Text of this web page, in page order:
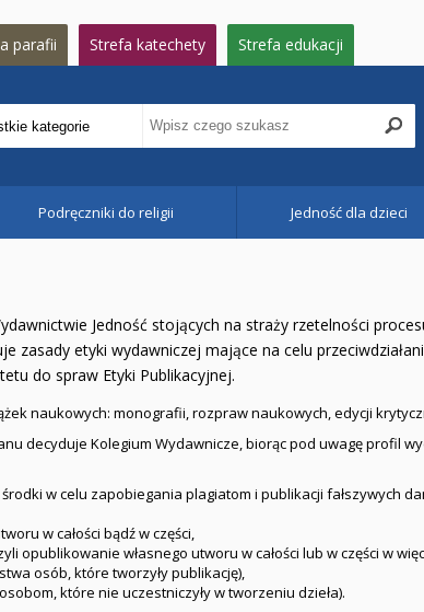
parafii Strefa katechety Strefa edukacji
Podręczniki do religii Jedność dla dzieci
Jedność stojących na straży rzetelności
zasady etyki wydawniczej mające na celu
do spraw Etyki Publikacyjnej.
naukowych: monografii, rozpraw naukowych, edycji
decyduje Kolegium Wydawnicze, biorąc pod uwagę profil
w celu zapobiegania plagiatom i publikacji fałszywych
w całości bądź w części,
opublikowanie własnego utworu w całości lub w części w
osób, które tworzyły publikację),
które nie uczestniczyły w tworzeniu dzieła).